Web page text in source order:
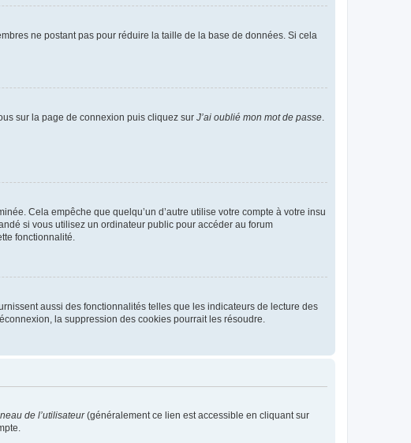
ne postant pas pour réduire la taille de la base de données. Si cela
sur la page de connexion puis cliquez sur J’ai oublié mon mot de passe
Cela empêche que quelqu’un d’autre utilise votre compte à votre insu
si vous utilisez un ordinateur public pour accéder au forum
fonctionnalité.
aussi des fonctionnalités telles que les indicateurs de lecture des
la suppression des cookies pourrait les résoudre.
de l’utilisateur(généralement ce lien est accessible en cliquant sur